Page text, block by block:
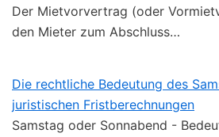
Der Mietvorvertrag (oder
den Mieter zum Abschluss…
Die rechtliche Bedeutung des
juristischen Fristberechnungen
Samstag oder Sonnabend -